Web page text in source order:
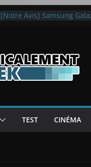
[Notre Avis] Samsung
[Notre Avis] Spy x Family:
LEGO dévoile la LEGO
TEST CINÉMA